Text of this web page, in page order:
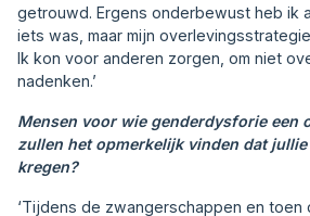
getrouwd. Ergens onderbewust heb ik
iets was, maar mijn overlevingsstrategie
Ik kon voor anderen zorgen, om niet
nadenken.’
Mensen voor wie genderdysforie een
zullen het opmerkelijk vinden dat
kregen?
‘Tijdens de zwangerschappen en toen